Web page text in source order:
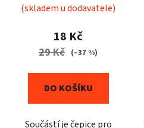
(skladem u dodavatele)
18 Kč
29 Kč (–37 %)
DO KOŠÍKU
Součástí je čepice pro